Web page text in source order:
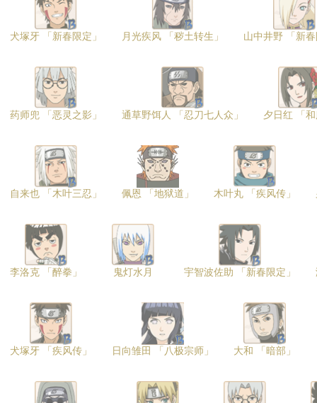
犬塚牙 「新春限定」 月光疾风 「秽土转生」 山中井野 「新
药师兜 「恶灵之影」 通草野饵人 「忍刀七人众」 夕日红 「
自来也 「木叶三忍」 佩恩 「地狱道」 木叶丸 「疾风传」
李洛克 「醉拳」 鬼灯水月 宇智波佐助 「新春限定」
犬塚牙 「疾风传」 日向雏田 「八极宗师」 大和 「暗部」